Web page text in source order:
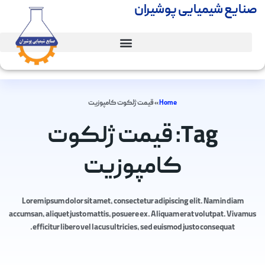
صنایع شیمیایی پوشیران
Home
»قیمت ژلکوت کامپوزیت
Tag: قیمت ژلکوت
کامپوزیت
Lorem ipsum dolor sit amet, consectetur adipiscing elit. Nam in diam
accumsan, aliquet justo mattis, posuere ex. Aliquam erat volutpat. Vivamus
efficitur libero vel lacus ultricies, sed euismod justo consequat.